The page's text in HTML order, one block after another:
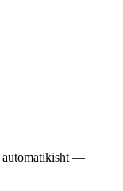
automatikisht —